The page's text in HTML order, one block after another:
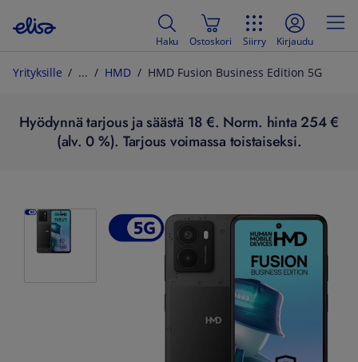
Haku Ostoskori Siirry Kirjaudu
Yrityksille HMD HMD Fusion Business Edition 5G
Hyödynnä tarjous ja säästä 18 €. Norm. hinta 254 €
(alv. 0 %). Tarjous voimassa toistaiseksi.